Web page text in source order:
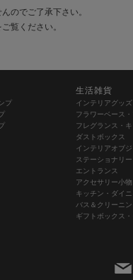
のでご了承下さい。
ご覧ください。
プ
生活雑貨
インテリアグッズ
フラワーベース
フレグランス・
ダストボックス
インテリアオブジ
ステーショナリー
エントランス
アクセサリー小物
キッチン・ダイ
バス＆クリーニ
ギフトボックス